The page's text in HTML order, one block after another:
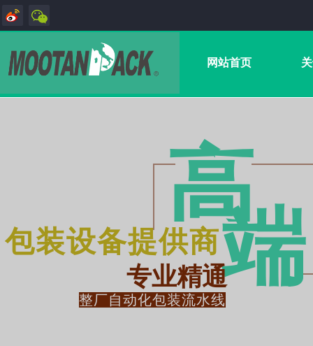
网站首页
专业精通
高
包装设备提供商端
整厂自动化包装流水线